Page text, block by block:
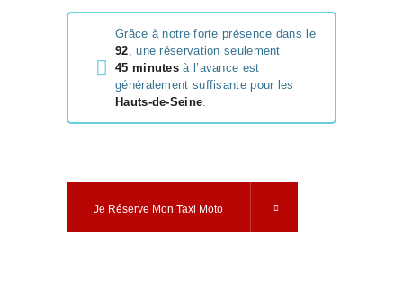
Grâce à notre forte présence dans le
92, une réservation seulement
45 minutes à l’avance est
généralement suffisante pour les
Hauts-de-Seine.
Je Réserve Mon Taxi Moto